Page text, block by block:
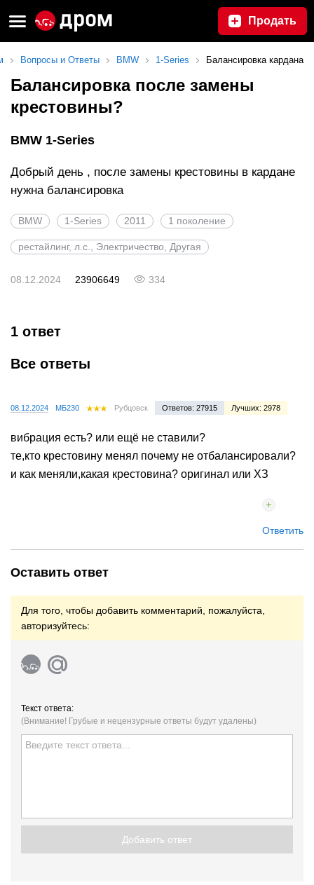
Продать
Вопросы и Ответы BMW 1-Series Балансировка кардана
Балансировка после замены
крестовины?
BMW 1-Series
Добрый день , после замены крестовины в кардане
нужна балансировка
BMW 1-Series 2011 1 поколение
рестайлинг, л.с., Электричество, Другая
08.12.2024 23906649 334
1 ответ
Все ответы
08.12.2024 МБ230 Рубцовск Ответов: 27915 Лучших: 2978
вибрация есть? или ещё не ставили?
те,кто крестовину менял почему не отбалансировали?
и как меняли,какая крестовина? оригинал или ХЗ
Ответить
Оставить ответ
Для того, чтобы добавить комментарий, пожалуйста,
авторизуйтесь:
Текст ответа:
(Внимание! Грубые и нецензурные ответы будут удалены)
Добавить ответ